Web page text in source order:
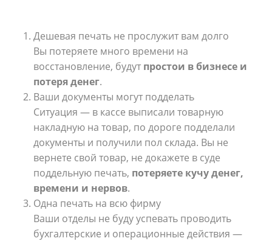
Дешевая печать не прослужит вам долго
Вы потеряете много времени на
восстановление, будут простои в бизнесе и
потеря денег.
Ваши документы могут подделать
Ситуация — в кассе выписали товарную
накладную на товар, по дороге подделали
документы и получили пол склада. Вы не
вернете свой товар, не докажете в суде
поддельную печать, потеряете кучу денег,
времени и нервов.
Одна печать на всю фирму
Ваши отделы не буду успевать проводить
бухгалтерские и операционные действия —